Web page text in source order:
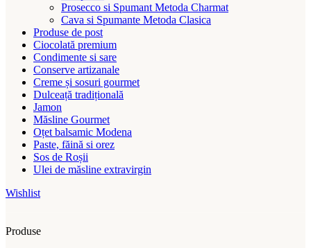
Prosecco si Spumant Metoda Charmat
Cava si Spumante Metoda Clasica
Produse de post
Ciocolată premium
Condimente si sare
Conserve artizanale
Creme și sosuri gourmet
Dulceață tradițională
Jamon
Măsline Gourmet
Oțet balsamic Modena
Paste, făină si orez
Sos de Roșii
Ulei de măsline extravirgin
Wishlist
Produse